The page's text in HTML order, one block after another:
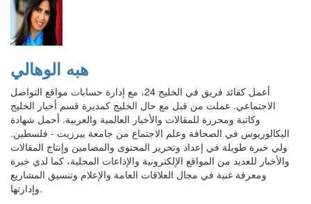
هبه الوهالي
أعمل كقائد فريق في الخليج 24، مع إدارة حسابات مواقع التواصل
الاجتماعي. عملت من قبل مع حال الخليج كمديرة قسم أخبار الخليج
وكاتبة ومحررة للمقالات والأخبار العالمية والعربية. أحمل شهادة
البكالوريوس في الصحافة وعلم الاجتماع من جامعة بيرزيت - فلسطين.
ولي خبرة طويلة في إعداد وتحرير المحتوى والمضامين وإنتاج المقالات
والأخبار للعديد من المواقع الإلكترونية والإذاعات المحلية، كما لدي خبرة
ومعرفة غنية في مجال العلاقات العامة والإعلام وتنسيق المشاريع
وإدارتها.